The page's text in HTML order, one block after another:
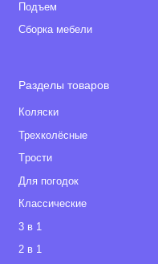
Подъем
Сборка мебели
Разделы товаров
Коляски
Трехколёсные
Tрости
Для погодок
Классические
3 в 1
2 в 1